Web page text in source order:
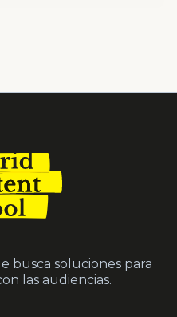
busca soluciones para
las audiencias.